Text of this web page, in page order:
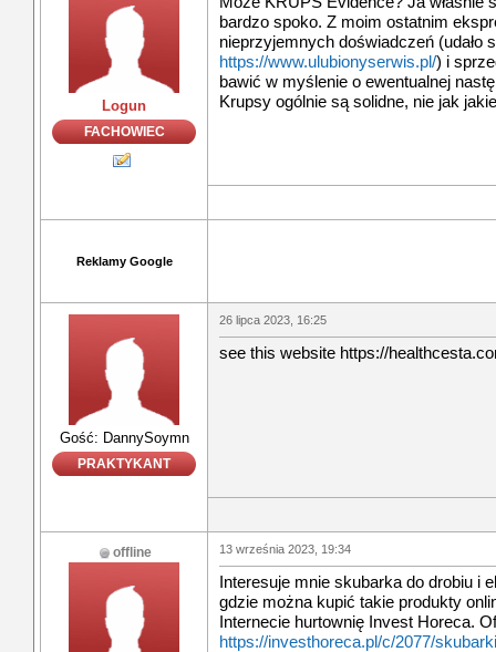
Logun
FACHOWIEC
bardzo spoko. Z moim ostatnim
nieprzyjemnych doświadczeń (udało
https://www.ulubionyserwis.pl/) i
bawić w myślenie o ewentualnej
Krupsy ogólnie są solidne, nie jak
Reklamy Google
Gość: DannySoymn
PRAKTYKANT
26 lipca 2023, 16:25
see this website https://
offline 13 września 2023, 19:34
Interesuje mnie skubarka do drobiu i
gdzie można kupić takie produkty
Internecie hurtownię Invest Horeca.
https://investhoreca.pl/c/2077/